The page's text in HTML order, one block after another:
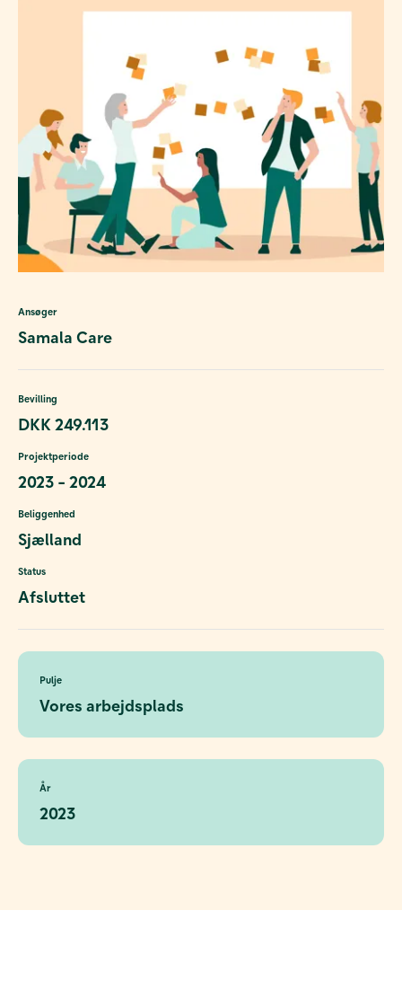
Ansøger
Samala Care
Bevilling
DKK 249.113
Projektperiode
2023 - 2024
Beliggenhed
Sjælland
Status
Afsluttet
Pulje
Vores arbejdsplads
År
2023